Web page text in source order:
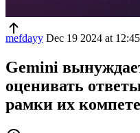
mefdayy Dec 19 2024 at 12:45
Gemini
оценивать
рамки их